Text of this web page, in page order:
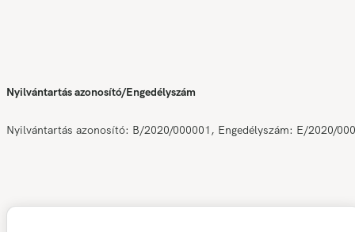
Nyilvántartás azonosító/Engedélyszám
Nyilvántartás azonosító: B/2020/000001, Engedélyszám: E/2020/